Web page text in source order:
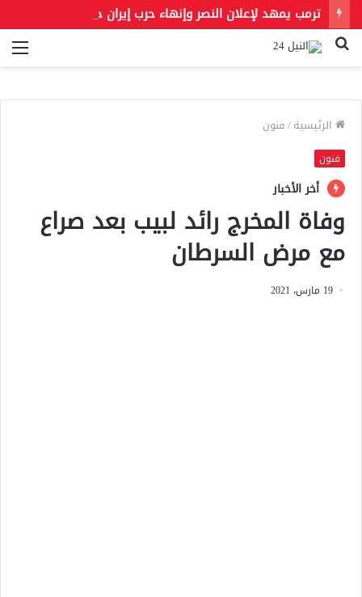
بحث
الرئيسية/فنون
فنون
أخر الأخبار
وفاة المخرج رائد لبيب بعد صراع
مع مرض السرطان
19 مارس، 2021